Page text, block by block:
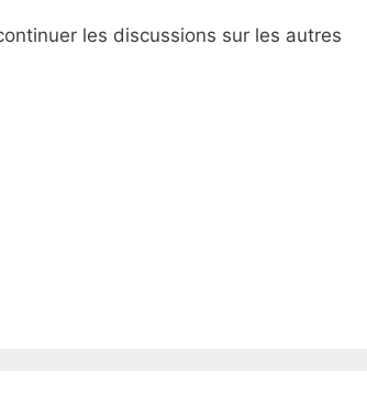
les discussions sur les autres